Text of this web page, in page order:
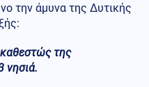
την άμυνα της Δυτικής
της
νησιά.